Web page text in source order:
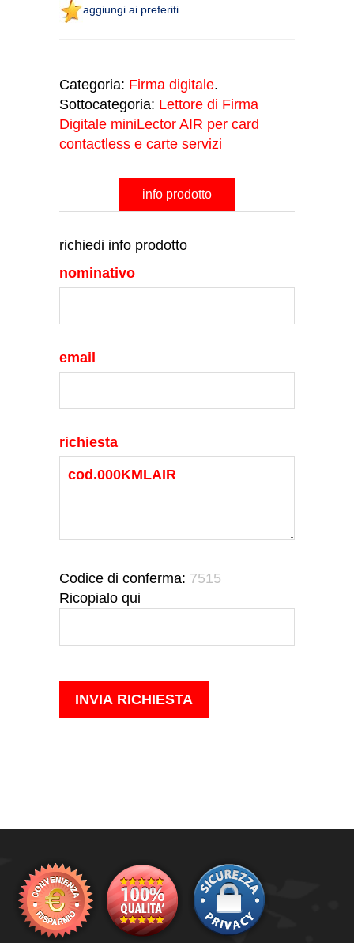
aggiungi ai preferiti
Categoria: Firma digitale.
Sottocategoria: Lettore di Firma
Digitale miniLector AIR per card
contactless e carte servizi
info prodotto
richiedi info prodotto
nominativo
email
richiesta
Codice di conferma: 7515
Ricopialo qui